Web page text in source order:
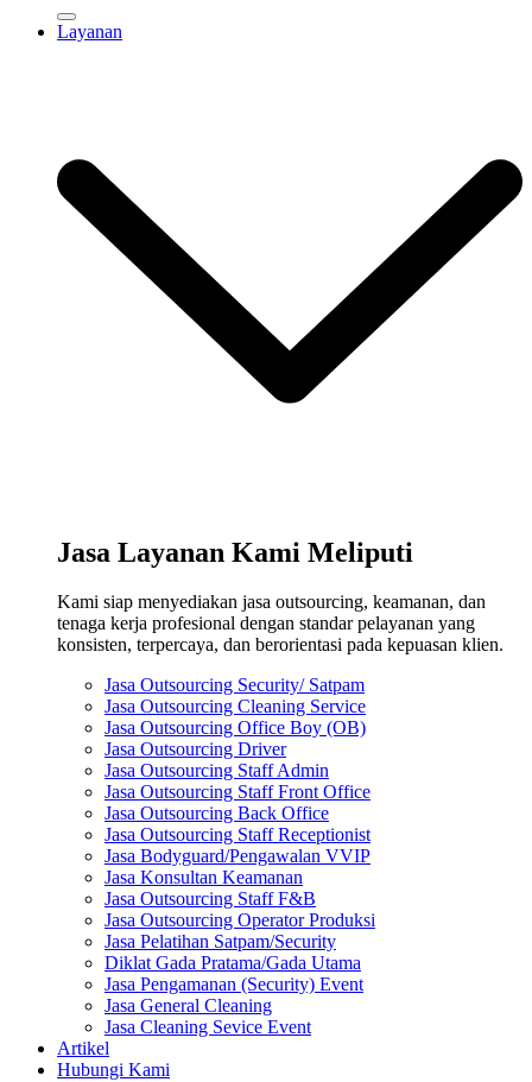
Layanan
Jasa Layanan Kami Meliputi
Kami siap menyediakan jasa outsourcing, keamanan, dan
tenaga kerja profesional dengan standar pelayanan yang
konsisten, terpercaya, dan berorientasi pada kepuasan klien.
Jasa Outsourcing Security/ Satpam
Jasa Outsourcing Cleaning Service
Jasa Outsourcing Office Boy (OB)
Jasa Outsourcing Driver
Jasa Outsourcing Staff Admin
Jasa Outsourcing Staff Front Office
Jasa Outsourcing Back Office
Jasa Outsourcing Staff Receptionist
Jasa Bodyguard/Pengawalan VVIP
Jasa Konsultan Keamanan
Jasa Outsourcing Staff F&B
Jasa Outsourcing Operator Produksi
Jasa Pelatihan Satpam/Security
Diklat Gada Pratama/Gada Utama
Jasa Pengamanan (Security) Event
Jasa General Cleaning
Jasa Cleaning Sevice Event
Artikel
Hubungi Kami